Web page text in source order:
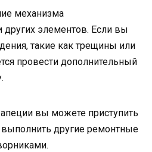
механизма
других элементов. Если вы
такие как трещины или
провести дополнительный
вы можете приступить
выполнить другие ремонтные